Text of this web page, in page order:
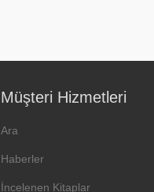
Müşteri Hizmetleri
Ara
Haberler
İncelenen Kitaplar